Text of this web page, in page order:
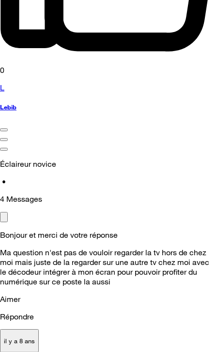
0
L
Lebib
Éclaireur novice
•
4 Messages
Bonjour et merci de votre réponse
Ma question n'est pas de vouloir regarder la tv hors de chez
moi mais juste de la regarder sur une autre tv chez moi avec
le décodeur intégrer à mon écran pour pouvoir profiter du
numérique sur ce poste la aussi
Aimer
Répondre
il y a 8 ans